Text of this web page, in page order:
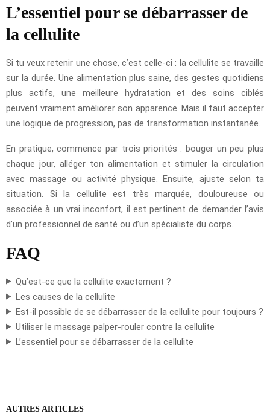
L’essentiel pour se débarrasser de
la cellulite
Si tu veux retenir une chose, c’est celle-ci : la cellulite se travaille
sur la durée. Une alimentation plus saine, des gestes quotidiens
plus actifs, une meilleure hydratation et des soins ciblés
peuvent vraiment améliorer son apparence. Mais il faut accepter
une logique de progression, pas de transformation instantanée.
En pratique, commence par trois priorités : bouger un peu plus
chaque jour, alléger ton alimentation et stimuler la circulation
avec massage ou activité physique. Ensuite, ajuste selon ta
situation. Si la cellulite est très marquée, douloureuse ou
associée à un vrai inconfort, il est pertinent de demander l’avis
d’un professionnel de santé ou d’un spécialiste du corps.
FAQ
Qu’est-ce que la cellulite exactement ?
Les causes de la cellulite
Est-il possible de se débarrasser de la cellulite pour toujours ?
Utiliser le massage palper-rouler contre la cellulite
L’essentiel pour se débarrasser de la cellulite
AUTRES ARTICLES